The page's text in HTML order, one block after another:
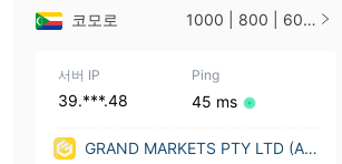
코모로
1000 | 800 | 600
서버 IP
39.***.48
Ping
45 ms
GRAND MARKETS PTY LTD (Au